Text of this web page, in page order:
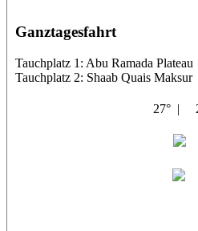
Ganztagesfahrt
Tauchplatz 1: Abu Ramada Plateau
Tauchplatz 2: Shaab Quais Maksur
27° |